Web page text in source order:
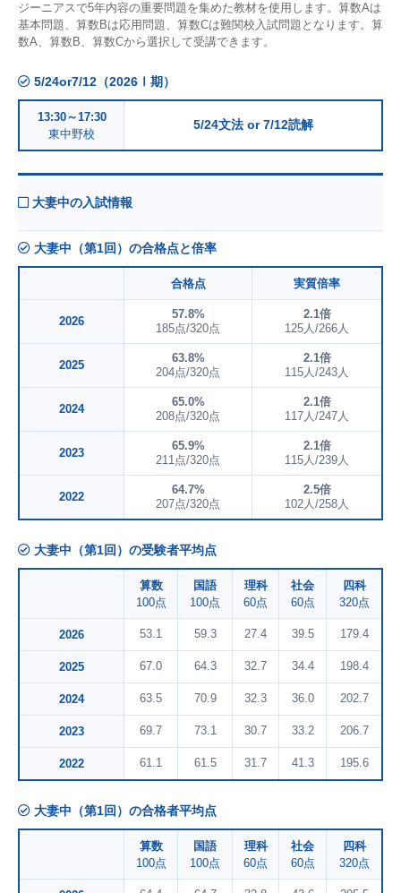
ジーニアスで5年内容の重要問題を集めた教材を使用します。算数Aは
基本問題、算数Bは応用問題、算数Cは難関校入試問題となります。算
数A、算数B、算数Cから選択して受講できます。
5/24or7/12（2026Ⅰ期）
13:30～17:30
東中野校
5/24文法 or 7/12読解
大妻中の入試情報
大妻中（第1回）の合格点と倍率
合格点 実質倍率
2026
57.8%
185点/320点
2.1倍
125人/266人
2025
63.8%
204点/320点
2.1倍
115人/243人
2024
65.0%
208点/320点
2.1倍
117人/247人
2023
65.9%
211点/320点
2.1倍
115人/239人
2022
64.7%
207点/320点
2.5倍
102人/258人
大妻中（第1回）の受験者平均点
算数
100点
国語
100点
理科
60点
社会
60点
四科
320点
2026 53.1 59.3 27.4 39.5 179.4
2025 67.0 64.3 32.7 34.4 198.4
2024 63.5 70.9 32.3 36.0 202.7
2023 69.7 73.1 30.7 33.2 206.7
2022 61.1 61.5 31.7 41.3 195.6
大妻中（第1回）の合格者平均点
算数
100点
国語
100点
理科
60点
社会
60点
四科
320点